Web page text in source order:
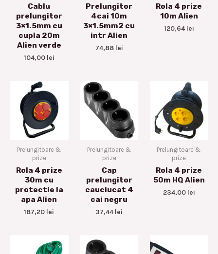
Cablu
prelungitor
3×1.5mm cu
cupla 20m
Alien verde
104,00 lei
Prelungitor
4cai 10m
3×1.5mm2 cu
intr Alien
74,88 lei
Rola 4 prize
10m Alien
120,64 lei
Prelungitoare &
prize
Rola 4 prize
30m cu
protectie la
apa Alien
187,20 lei
Prelungitoare &
prize
Cap
prelungitor
cauciucat 4
cai negru
37,44 lei
Prelungitoare &
prize
Rola 4 prize
50m HQ Alien
234,00 lei